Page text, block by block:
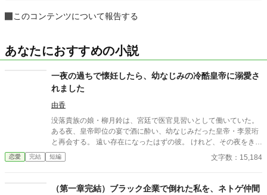
このコンテンツについて報告する
あなたにおすすめの小説
一夜の過ちで懐妊したら、幼なじみの冷酷皇帝に溺愛さ
れました
由香
没落貴族の娘・柳月鈴は、宮廷で医官見習いとして働いていた。
ある夜、皇帝即位の宴で酒に酔い、幼なじみだった皇帝・李景珩
と再会する。 遠い存在になったはずの彼。 けれど、その夜をきっ
かけに月鈴の運命は大きく動き出す。 冷酷と恐れられる皇帝が、
なぜか彼女だけには甘すぎて――。
恋愛 完結 短編 文字数：15,184
（第一章完結）ブラック企業で倒れた私を、ネトゲ仲間